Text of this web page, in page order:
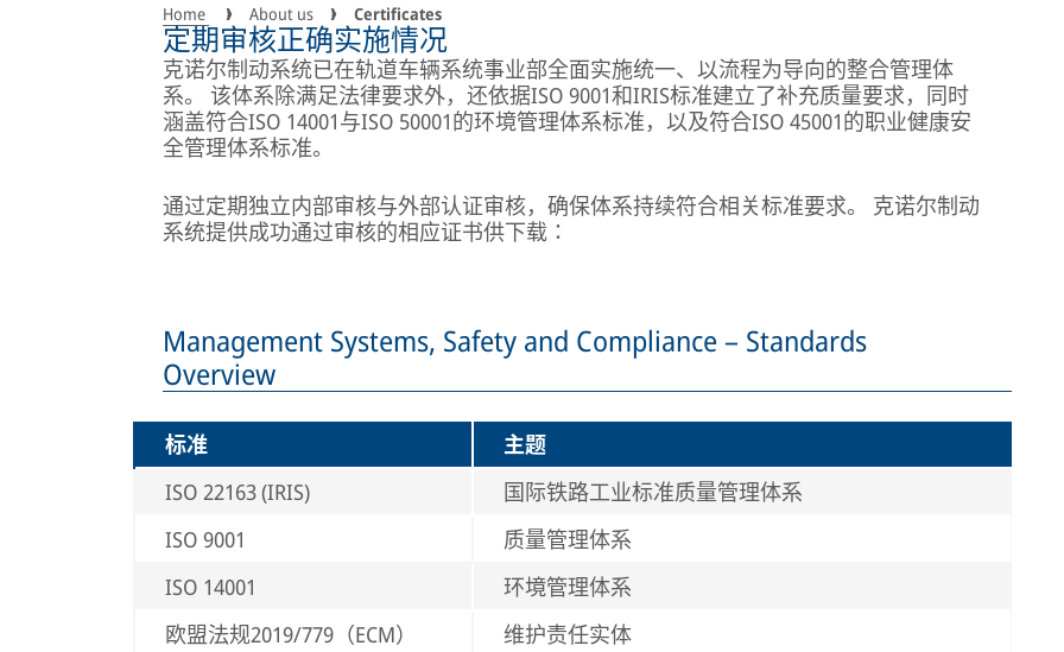
Home About us Certificates
定期审核正确实施情况
克诺尔制动系统已在轨道车辆系统事业部全面实施统一、以流程为导向的整合管理体
系。 该体系除满足法律要求外，还依据ISO 9001和IRIS标准建立了补充质量要求，同时
涵盖符合ISO 14001与ISO 50001的环境管理体系标准，以及符合ISO 45001的职业健康安
全管理体系标准。
通过定期独立内部审核与外部认证审核，确保体系持续符合相关标准要求。 克诺尔制动
系统提供成功通过审核的相应证书供下载：
Management Systems, Safety and Compliance – Standards
Overview
标准
主题
ISO 22163 (IRIS)
国际铁路工业标准质量管理体系
ISO 9001
质量管理体系
ISO 14001
环境管理体系
欧盟法规2019/779（ECM）
维护责任实体